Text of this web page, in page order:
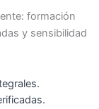
formación
y sensibilidad